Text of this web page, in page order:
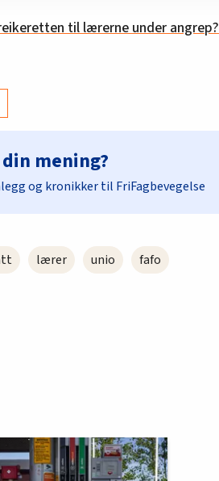
til lærerne under angrep?
mening?
og kronikker til FriFagbevegelse
lærer unio fafo